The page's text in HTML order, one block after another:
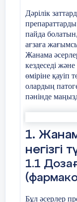
белгілерден
сияқты ауыр
мүмкін.
кездеседі
ағзасына
механизмі
көбінесе
байланысты
Ұзақ уақыт
созылмалы
мүмкін.
бауыр мен
Дәрілік
пайда болатын,
ағзаға
Жанама
кездеседі
өміріне қауіп
олардың
пәнінде
1.
негізгі
1.1
Бұл әсерлер